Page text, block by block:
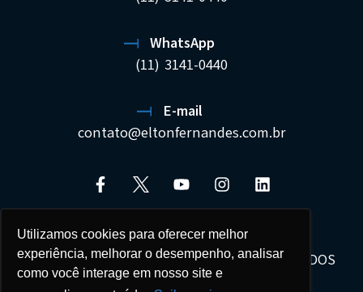
Utilizamos cookies para oferecer melhor
experiência, melhorar o desempenho, analisar
como você interage em nosso site e
WhatsApp
(11) 3141-0440
E-mail
contato@eltonfernandes.com.br
ELTON FERNANDES SOCIEDADE DE ADVOGADOS
22.692.544/0001-02